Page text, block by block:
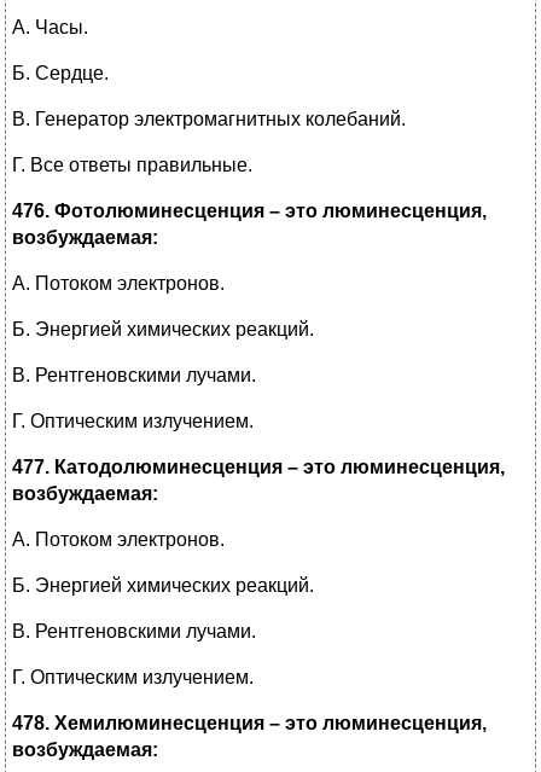
А. Часы.
Б. Сердце.
В. Генератор электромагнитных колебаний.
Г. Все ответы правильные.
476. Фотолюминесценция – это люминесценция,
возбуждаемая:
А. Потоком электронов.
Б. Энергией химических реакций.
В. Рентгеновскими лучами.
Г. Оптическим излучением.
477. Катодолюминесценция – это люминесценция,
возбуждаемая:
А. Потоком электронов.
Б. Энергией химических реакций.
В. Рентгеновскими лучами.
Г. Оптическим излучением.
478. Хемилюминесценция – это люминесценция,
возбуждаемая: